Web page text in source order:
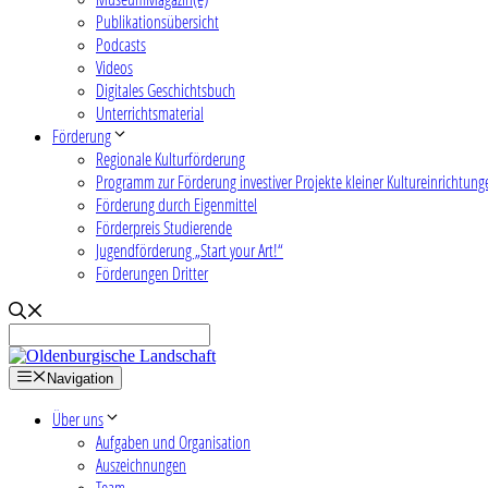
Publikationsübersicht
Podcasts
Videos
Digitales Geschichtsbuch
Unterrichtsmaterial
Förderung
Regionale Kulturförderung
Programm zur Förderung investiver Projekte kleiner
Förderung durch Eigenmittel
Förderpreis Studierende
Jugendförderung „Start your Art!“
Förderungen Dritter
Navigation
Über uns
Aufgaben und Organisation
Auszeichnungen